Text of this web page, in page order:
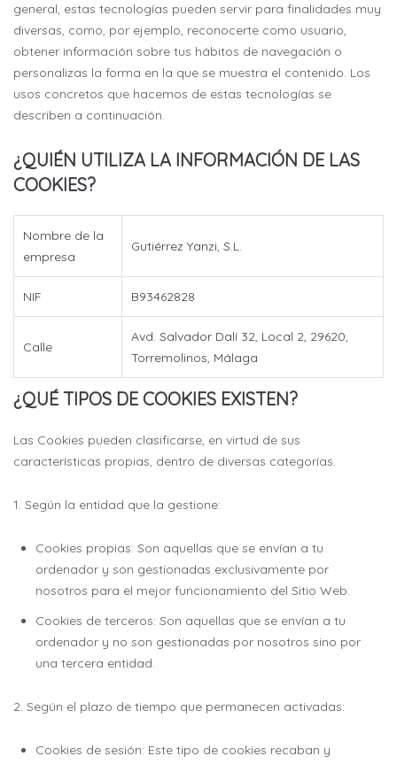
general, estas tecnologías pueden servir para finalidades muy
diversas, como, por ejemplo, reconocerte como usuario,
obtener información sobre tus hábitos de navegación o
personalizas la forma en la que se muestra el contenido. Los
usos concretos que hacemos de estas tecnologías se
describen a continuación.
¿QUIÉN UTILIZA LA INFORMACIÓN DE LAS
COOKIES?
Nombre de la
empresa
Gutiérrez Yanzi, S.L.
NIF B93462828
Calle
Avd. Salvador Dalí 32, Local 2, 29620,
Torremolinos, Málaga
¿QUÉ TIPOS DE COOKIES EXISTEN?
Las Cookies pueden clasificarse, en virtud de sus
características propias, dentro de diversas categorías.
1. Según la entidad que la gestione:
Cookies propias: Son aquellas que se envían a tu
ordenador y son gestionadas exclusivamente por
nosotros para el mejor funcionamiento del Sitio Web.
Cookies de terceros: Son aquellas que se envían a tu
ordenador y no son gestionadas por nosotros sino por
una tercera entidad.
2. Según el plazo de tiempo que permanecen activadas:
Cookies de sesión: Este tipo de cookies recaban y